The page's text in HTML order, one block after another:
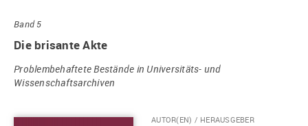
Band 5
Die brisante Akte
Problembehaftete Bestände in Universitäts- und
Wissenschaftsarchiven
AUTOR(EN) / HERAUSGEBER